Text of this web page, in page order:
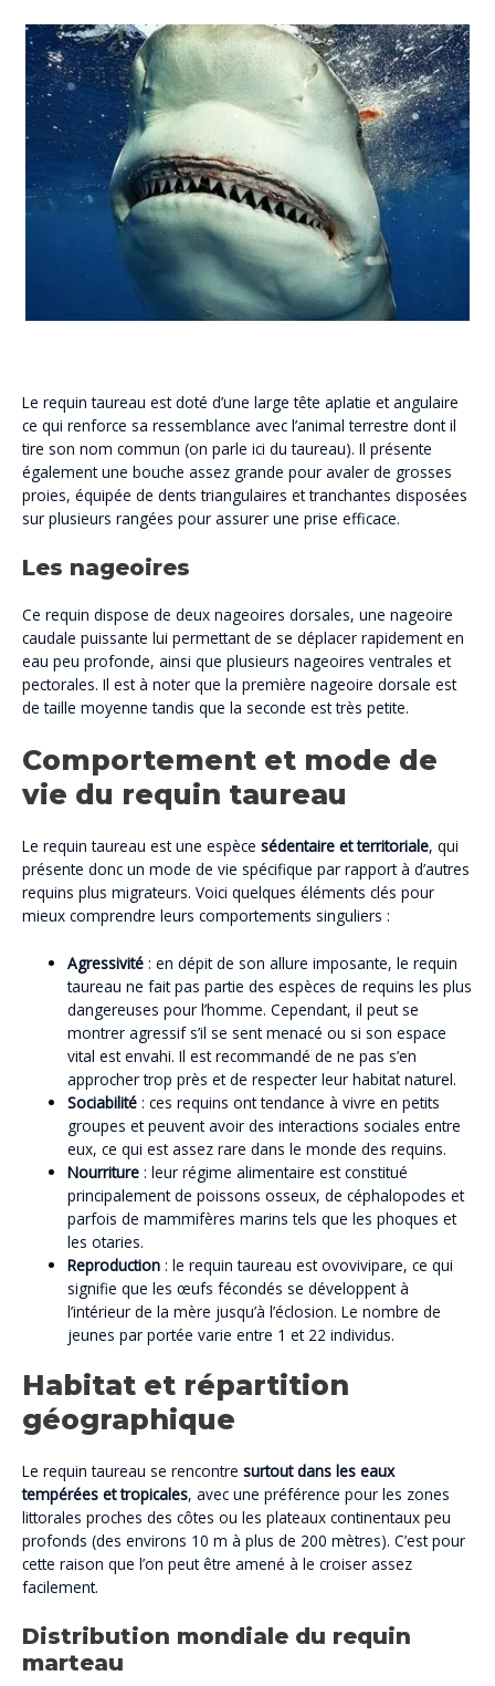
Le requin taureau est doté d’une large tête aplatie et angulaire
ce qui renforce sa ressemblance avec l’animal terrestre dont il
tire son nom commun (on parle ici du taureau). Il présente
également une bouche assez grande pour avaler de grosses
proies, équipée de dents triangulaires et tranchantes disposées
sur plusieurs rangées pour assurer une prise efficace.
Les nageoires
Ce requin dispose de deux nageoires dorsales, une nageoire
caudale puissante lui permettant de se déplacer rapidement en
eau peu profonde, ainsi que plusieurs nageoires ventrales et
pectorales. Il est à noter que la première nageoire dorsale est
de taille moyenne tandis que la seconde est très petite.
Comportement et mode de
vie du requin taureau
Le requin taureau est une espèce sédentaire et territoriale, qui
présente donc un mode de vie spécifique par rapport à d’autres
requins plus migrateurs. Voici quelques éléments clés pour
mieux comprendre leurs comportements singuliers :
Agressivité : en dépit de son allure imposante, le requin
taureau ne fait pas partie des espèces de requins les plus
dangereuses pour l’homme. Cependant, il peut se
montrer agressif s’il se sent menacé ou si son espace
vital est envahi. Il est recommandé de ne pas s’en
approcher trop près et de respecter leur habitat naturel.
Sociabilité : ces requins ont tendance à vivre en petits
groupes et peuvent avoir des interactions sociales entre
eux, ce qui est assez rare dans le monde des requins.
Nourriture : leur régime alimentaire est constitué
principalement de poissons osseux, de céphalopodes et
parfois de mammifères marins tels que les phoques et
les otaries.
Reproduction : le requin taureau est ovovivipare, ce qui
signifie que les œufs fécondés se développent à
l’intérieur de la mère jusqu’à l’éclosion. Le nombre de
jeunes par portée varie entre 1 et 22 individus.
Habitat et répartition
géographique
Le requin taureau se rencontre surtout dans les eaux
tempérées et tropicales, avec une préférence pour les zones
littorales proches des côtes ou les plateaux continentaux peu
profonds (des environs 10 m à plus de 200 mètres). C’est pour
cette raison que l’on peut être amené à le croiser assez
facilement.
Distribution mondiale du requin
marteau